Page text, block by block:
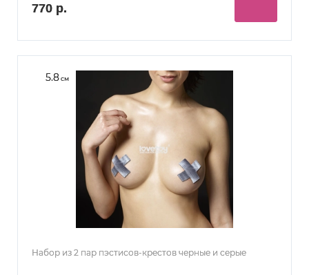
770 р.
5.8см
Набор из 2 пар пэстисов-крестов черные и серые